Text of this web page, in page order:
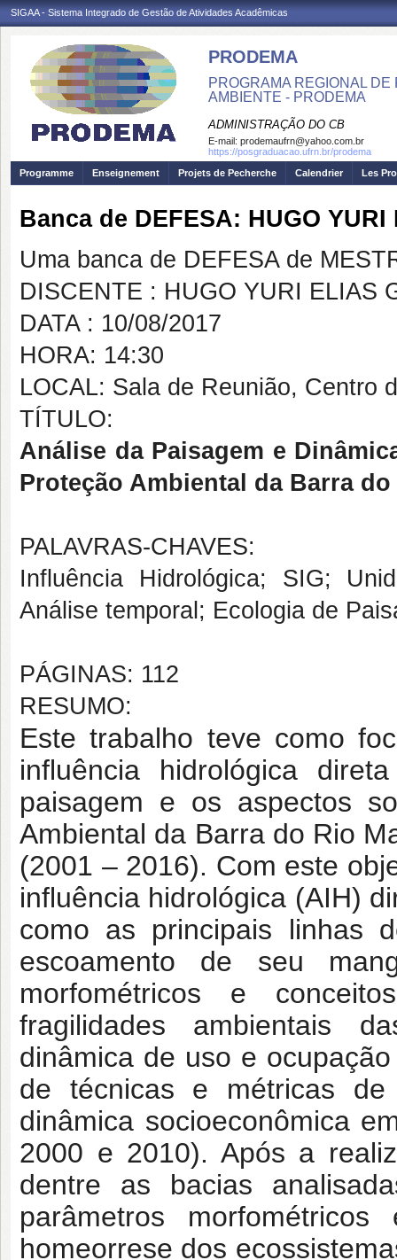
SIGAA - Sistema Integrado de Gestão de Atividades Acadêmicas
PRODEMA
PROGRAMA REGIONAL
AMBIENTE - PRODEMA
ADMINISTRAÇÃO DO CB
E-mail: prodemaufrn@yahoo.com.br
https://posgraduacao.ufrn.br/prodema
Programme
Enseignement Projets de Pecherche Calendrier Les
Banca de DEFESA: HUGO YURI
Uma banca de DEFESA de
DISCENTE : HUGO YURI ELIAS
DATA : 10/08/2017
HORA: 14:30
LOCAL: Sala de Reunião, Centro
TÍTULO:
Análise da Paisagem e
Proteção Ambiental da Barra
PALAVRAS-CHAVES:
Influência Hidrológica; SIG;
Análise temporal; Ecologia de
PÁGINAS: 112
RESUMO:
Este trabalho teve como
influência hidrológica
paisagem e os aspectos
Ambiental da Barra do Rio
(2001 – 2016). Com este
influência hidrológica (AIH)
como as principais linhas
escoamento de seu
morfométricos e
fragilidades ambientais
dinâmica de uso e
de técnicas e métricas
dinâmica socioeconômica
2000 e 2010). Após a
dentre as bacias
parâmetros
homeorrese dos